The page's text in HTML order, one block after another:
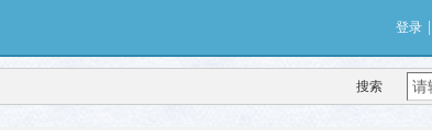
登录
搜索